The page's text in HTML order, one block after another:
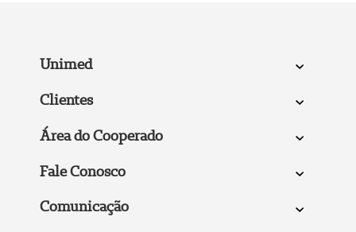
Unimed
Clientes
Área do Cooperado
Fale Conosco
Comunicação